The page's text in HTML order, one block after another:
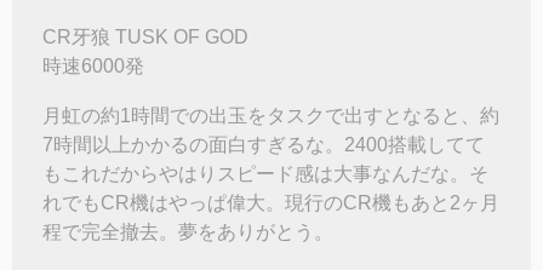
CR牙狼 TUSK OF GOD
時速6000発
月虹の約1時間での出玉をタスクで出すとなると、約
7時間以上かかるの面白すぎるな。2400搭載してて
もこれだからやはりスピード感は大事なんだな。そ
れでもCR機はやっぱ偉大。現行のCR機もあと2ヶ月
程で完全撤去。夢をありがとう。